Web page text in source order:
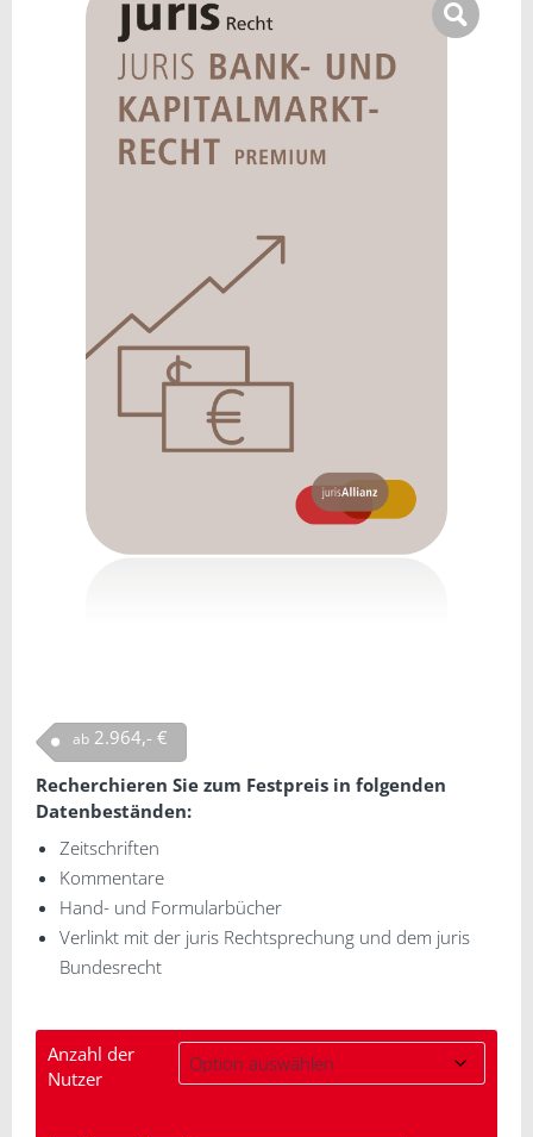
ab 2.964,- €
Recherchieren Sie zum Festpreis in folgenden
Datenbeständen:
Zeitschriften
Kommentare
Hand- und Formularbücher
Verlinkt mit der juris Rechtsprechung und dem juris
Bundesrecht
Anzahl der
Nutzer